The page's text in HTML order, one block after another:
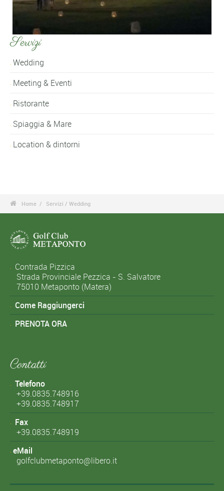
Servizi
Wedding
Meeting & Eventi
Ristorante
Spiaggia & Mare
Location & dintorni
 Home Servizi / Wedding
Contrada Pizzica
Strada Provinciale Pezzica - S. Salvatore
75010 Metaponto (Matera)
Come Raggiungerci
PRENOTA ORA
Contatti
Telefono
+39.0835.748916
+39.0835.748917
Fax
+39.0835.748919
eMail
golfclubmetaponto@libero.it